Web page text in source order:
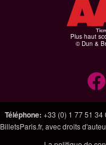
Plus haut
© Dun &
Téléphone: +33 (0) 1 77 51 34
BilletsParis.fr, avec droits